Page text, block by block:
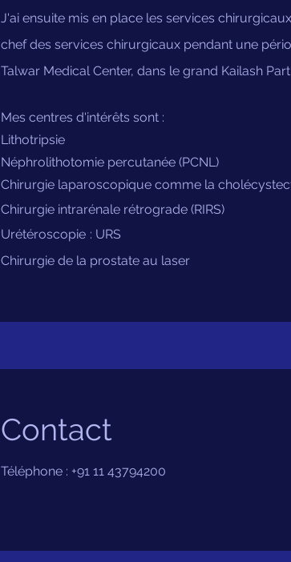
J'ai ensuite mis en place les services
chef des services chirurgicaux pendant une
Talwar Medical Center, dans le grand Kailash
Mes centres d'intérêts sont :
Lithotripsie
Néphrolithotomie percutanée (PCNL)
Chirurgie laparoscopique comme la
Chirurgie intrarénale rétrograde (RIRS)
Urétéroscopie : URS
Chirurgie de la prostate au laser
Contact
Téléphone : +91 11 43794200